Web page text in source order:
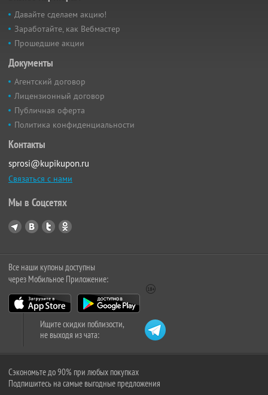
Давайте сделаем акцию!
Заработайте, как Вебмастер
Прошедшие акции
Документы
Агентский договор
Лицензионный договор
Публичная оферта
Политика конфиденциальности
Контакты
sprosi@kupikupon.ru
Связаться с нами
Мы в Соцсетях
Все наши купоны доступны
через Мобильное Приложение:
Ищите скидки поблизости,
не выходя из чата:
Сэкономьте до 90% при любых покупках
Подпишитесь на самые выгодные предложения